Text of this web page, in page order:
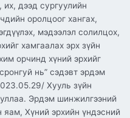
их, дээд сургуулийн
оролцоог хангах,
мэдээлэл солилцох,
хамгаалах эрх зүйн
орчинд хүний эрхийг
нь” сэдэвт эрдэм
Хууль зүйн
Эрдэм шинжилгээний
яам, Хүний эрхийн үндэсний